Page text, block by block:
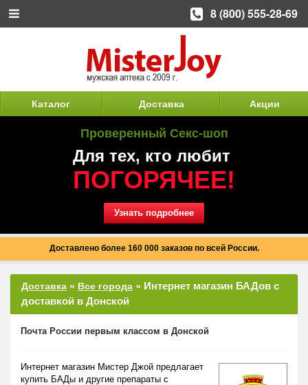
Каталог Доставка Акции
Проверенный Секс-шоп
Для тех, кто любит
ПОГОРЯЧЕЕ!
Узнать подробнее
Доставлено более 160 000 заказов по всей России.
Доставка » Все города » Интернет магазин БАДов с
доставкой в Донской
Почта России первым классом в Донской
Интернет магазин Мистер Джой предлагает
купить БАДы и другие препараты с
8 (800) 555-28-69